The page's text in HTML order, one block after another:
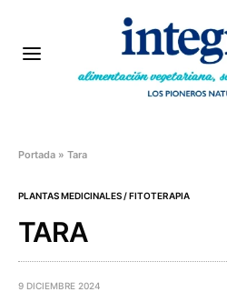
Portada »Tara
PLANTAS MEDICINALES / FITOTERAPIA
TARA
9 DICIEMBRE 2024